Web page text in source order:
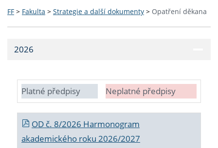
FF > Fakulta > Strategie a další dokumenty > Opatření děkana
2026
Platné předpisy Neplatné předpisy
OD č. 8/2026 Harmonogram
akademického roku 2026/2027